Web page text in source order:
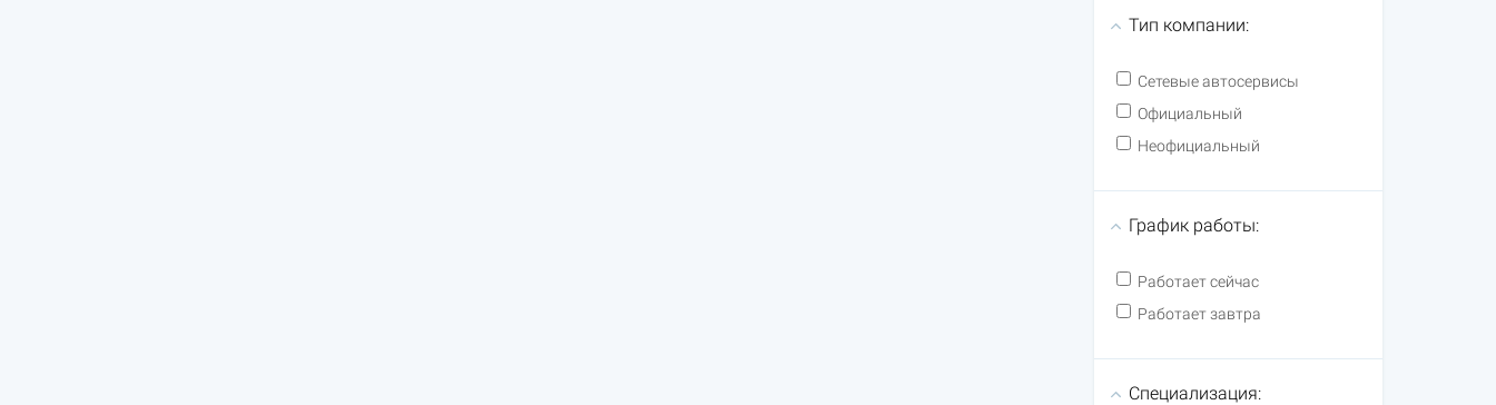
Тип компании:
Сетевые автосервисы
Официальный
Неофициальный
График работы:
Работает сейчас
Работает завтра
Специализация: